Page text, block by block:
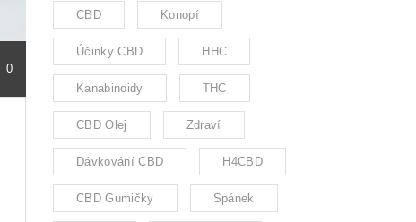
0
CBD Konopí
Účinky CBD HHC
Kanabinoidy THC
CBD Olej Zdraví
Dávkování CBD H4CBD
CBD Gumičky Spánek